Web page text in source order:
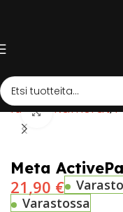
Kamerat
Click to
Meta
21,90 €
Varastossa